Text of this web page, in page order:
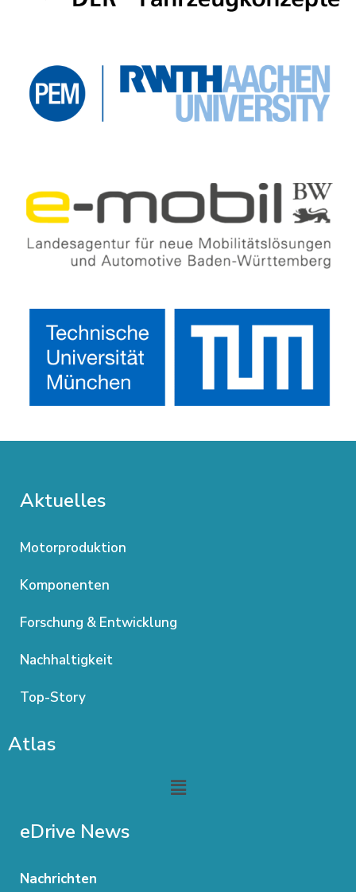
Aktuelles
Motorproduktion
Komponenten
Forschung & Entwicklung
Nachhaltigkeit
Top-Story
Atlas
Menu
eDrive News
Nachrichten